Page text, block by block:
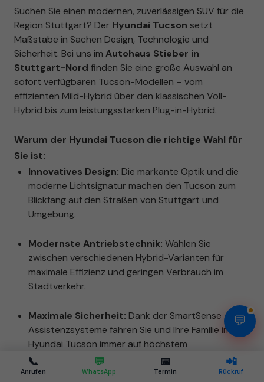
Suchen Sie einen modernen, zuverlässigen SUV für die
Region Stuttgart? Der Hyundai Tucson setzt
Maßstäbe in Sachen Design, Technologie und
Sicherheit. Bei uns im Autohaus Stieber in
Stuttgart-Nord finden Sie eine große Auswahl an
sofort verfügbaren Tucson-Modellen – vom
effizienten Mild-Hybrid über den klassischen Voll-
Hybrid bis zum leistungsstarken Plug-in-Hybrid.
Warum der Hyundai Tucson die richtige Wahl für
Sie ist:
Innovatives Design: Die markante Optik und die
moderne Lichtsignatur machen den Tucson zum
Blickfang auf den Straßen von Stuttgart und
Umgebung.
Modernste Antriebstechnik: Wählen Sie
zwischen verschiedenen Hybrid-Varianten für
maximale Effizienz und geringen Verbrauch im
Stadtverkehr.
Maximale Sicherheit: Dank der SmartSense
Assistenzsysteme fahren Sie und Ihre Familie im
Hyundai Tucson immer auf höchstem
Sicherheitsniveau.
📞
Anrufen
💬
WhatsApp
📅
Termin
📲
Rückruf
💬